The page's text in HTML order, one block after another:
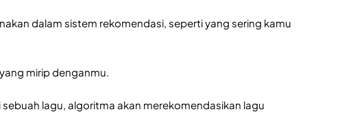
dalam sistem rekomendasi, seperti yang sering kamu
mirip denganmu.
lagu, algoritma akan merekomendasikan lagu